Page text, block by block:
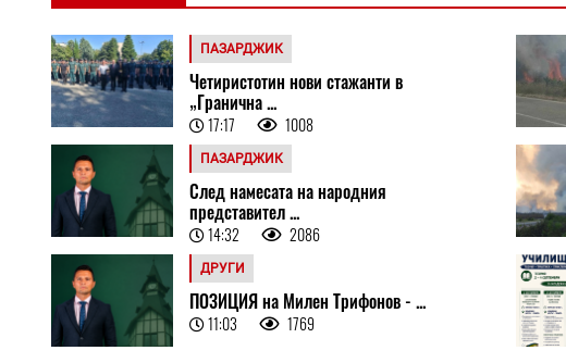
ПАЗАРДЖИК
Четиристотин нови стажанти в
„Гранична ...
17:17 1008
ПАЗАРДЖИК
След намесата на народния
представител ...
14:32 2086
ДРУГИ
ПОЗИЦИЯ на Милен Трифонов - ...
11:03 1769